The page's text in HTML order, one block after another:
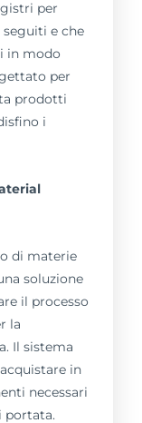
per
e che
in modo
per
prodotti
i
di materie
soluzione
il processo
la
Il sistema
in
necessari
portata.